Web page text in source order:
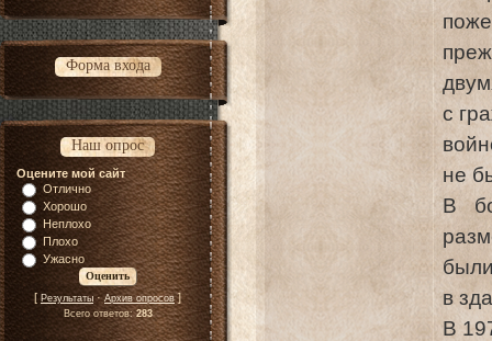
Форма входа
Наш опрос
Оцените мой сайт
Отлично
Хорошо
Неплохо
Плохо
Ужасно
[ Результаты·Архив опросов]
Всего ответов:283
с
не
В
в
В